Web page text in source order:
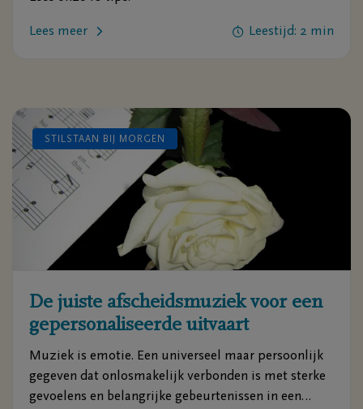
Lees meer Leestijd: 2 min
STILSTAAN BIJ MORGEN
De juiste afscheidsmuziek voor een
gepersonaliseerde uitvaart
Muziek is emotie. Een universeel maar persoonlijk
gegeven dat onlosmakelijk verbonden is met sterke
gevoelens en belangrijke gebeurtenissen in een